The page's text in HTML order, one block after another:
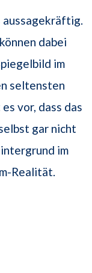
aussagekräftig.
dabei
im
seltensten
vor, dass das
gar nicht
im
Realität.